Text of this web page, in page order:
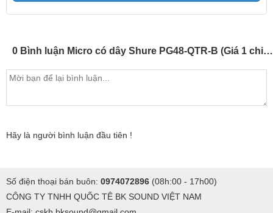
0 Bình luận Micro có dây Shure PG48-QTR-B (Giá 1 chiếc)
Hãy là người bình luận đầu tiên !
Số điện thoại bán buôn: 0974072896 (08h:00 - 17h00)
CÔNG TY TNHH QUỐC TÊ BK SOUND VIỆT NAM